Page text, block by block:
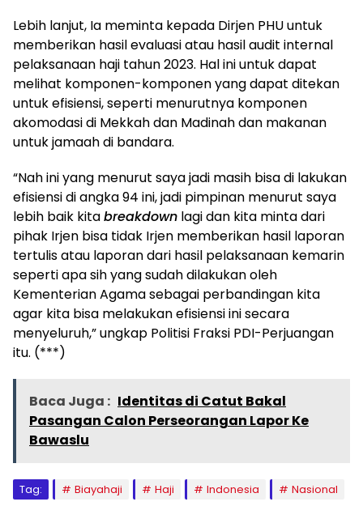
Lebih lanjut, Ia meminta kepada Dirjen PHU untuk
memberikan hasil evaluasi atau hasil audit internal
pelaksanaan haji tahun 2023. Hal ini untuk dapat
melihat komponen-komponen yang dapat ditekan
untuk efisiensi, seperti menurutnya komponen
akomodasi di Mekkah dan Madinah dan makanan
untuk jamaah di bandara.
“Nah ini yang menurut saya jadi masih bisa di lakukan
efisiensi di angka 94 ini, jadi pimpinan menurut saya
lebih baik kitabreakdown lagi dan kita minta dari
pihak Irjen bisa tidak Irjen memberikan hasil laporan
tertulis atau laporan dari hasil pelaksanaan kemarin
seperti apa sih yang sudah dilakukan oleh
Kementerian Agama sebagai perbandingan kita
agar kita bisa melakukan efisiensi ini secara
menyeluruh,” ungkap Politisi Fraksi PDI-Perjuangan
itu. (***)
Baca Juga : Identitas di Catut Bakal
Pasangan Calon Perseorangan Lapor Ke
Bawaslu
Tag: Biayahaji Haji Indonesia Nasional